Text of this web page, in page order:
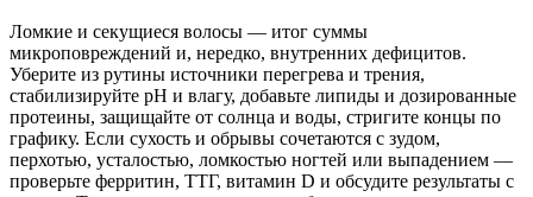
Ломкие и секущиеся волосы — итог суммы
микроповреждений и, нередко, внутренних дефицитов.
Уберите из рутины источники перегрева и трения,
стабилизируйте pH и влагу, добавьте липиды и дозированные
протеины, защищайте от солнца и воды, стригите концы по
графику. Если сухость и обрывы сочетаются с зудом,
перхотью, усталостью, ломкостью ногтей или выпадением —
проверьте ферритин, ТТГ, витамин D и обсудите результаты с